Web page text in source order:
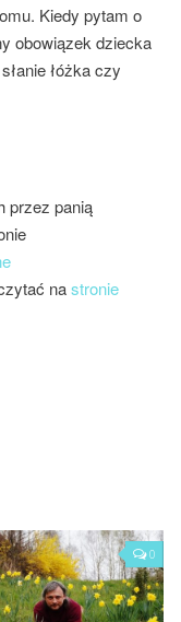
Kiedy pytam o
obowiązek dziecka
łóżka czy
przez panią
nastronie
0